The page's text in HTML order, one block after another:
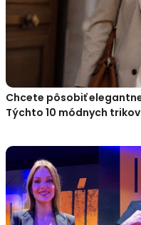
Chcete pôsobiť
Týchto 10 módnych